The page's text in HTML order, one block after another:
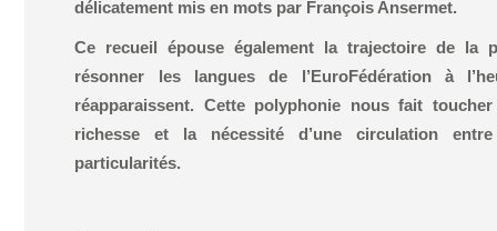
délicatement mis en mots par François Ansermet.
Ce recueil épouse également la trajectoire de la
résonner les langues de l’EuroFédération à
réapparaissent. Cette polyphonie nous fait
richesse et la nécessité d’une circulation
particularités.